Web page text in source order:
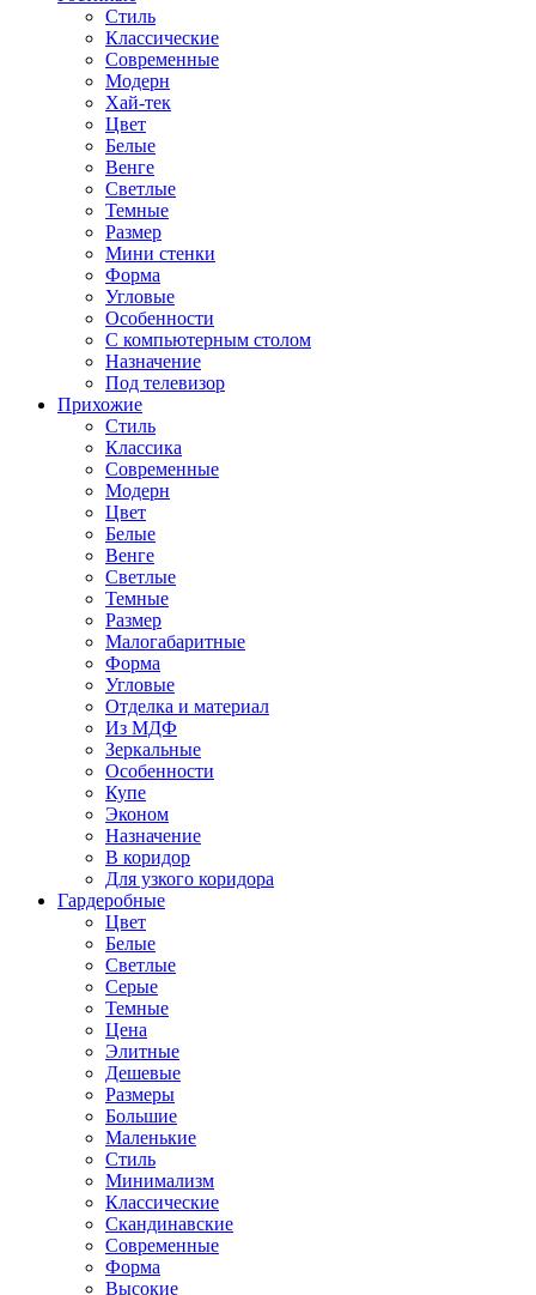
Стиль
Классические
Современные
Модерн
Хай-тек
Цвет
Белые
Венге
Светлые
Темные
Размер
Мини стенки
Форма
Угловые
Особенности
С компьютерным столом
Назначение
Под телевизор
Прихожие
Стиль
Классика
Современные
Модерн
Цвет
Белые
Венге
Светлые
Темные
Размер
Малогабаритные
Форма
Угловые
Отделка и материал
Из МДФ
Зеркальные
Особенности
Купе
Эконом
Назначение
В коридор
Для узкого коридора
Гардеробные
Цвет
Белые
Светлые
Серые
Темные
Цена
Элитные
Дешевые
Размеры
Большие
Маленькие
Стиль
Минимализм
Классические
Скандинавские
Современные
Форма
Высокие